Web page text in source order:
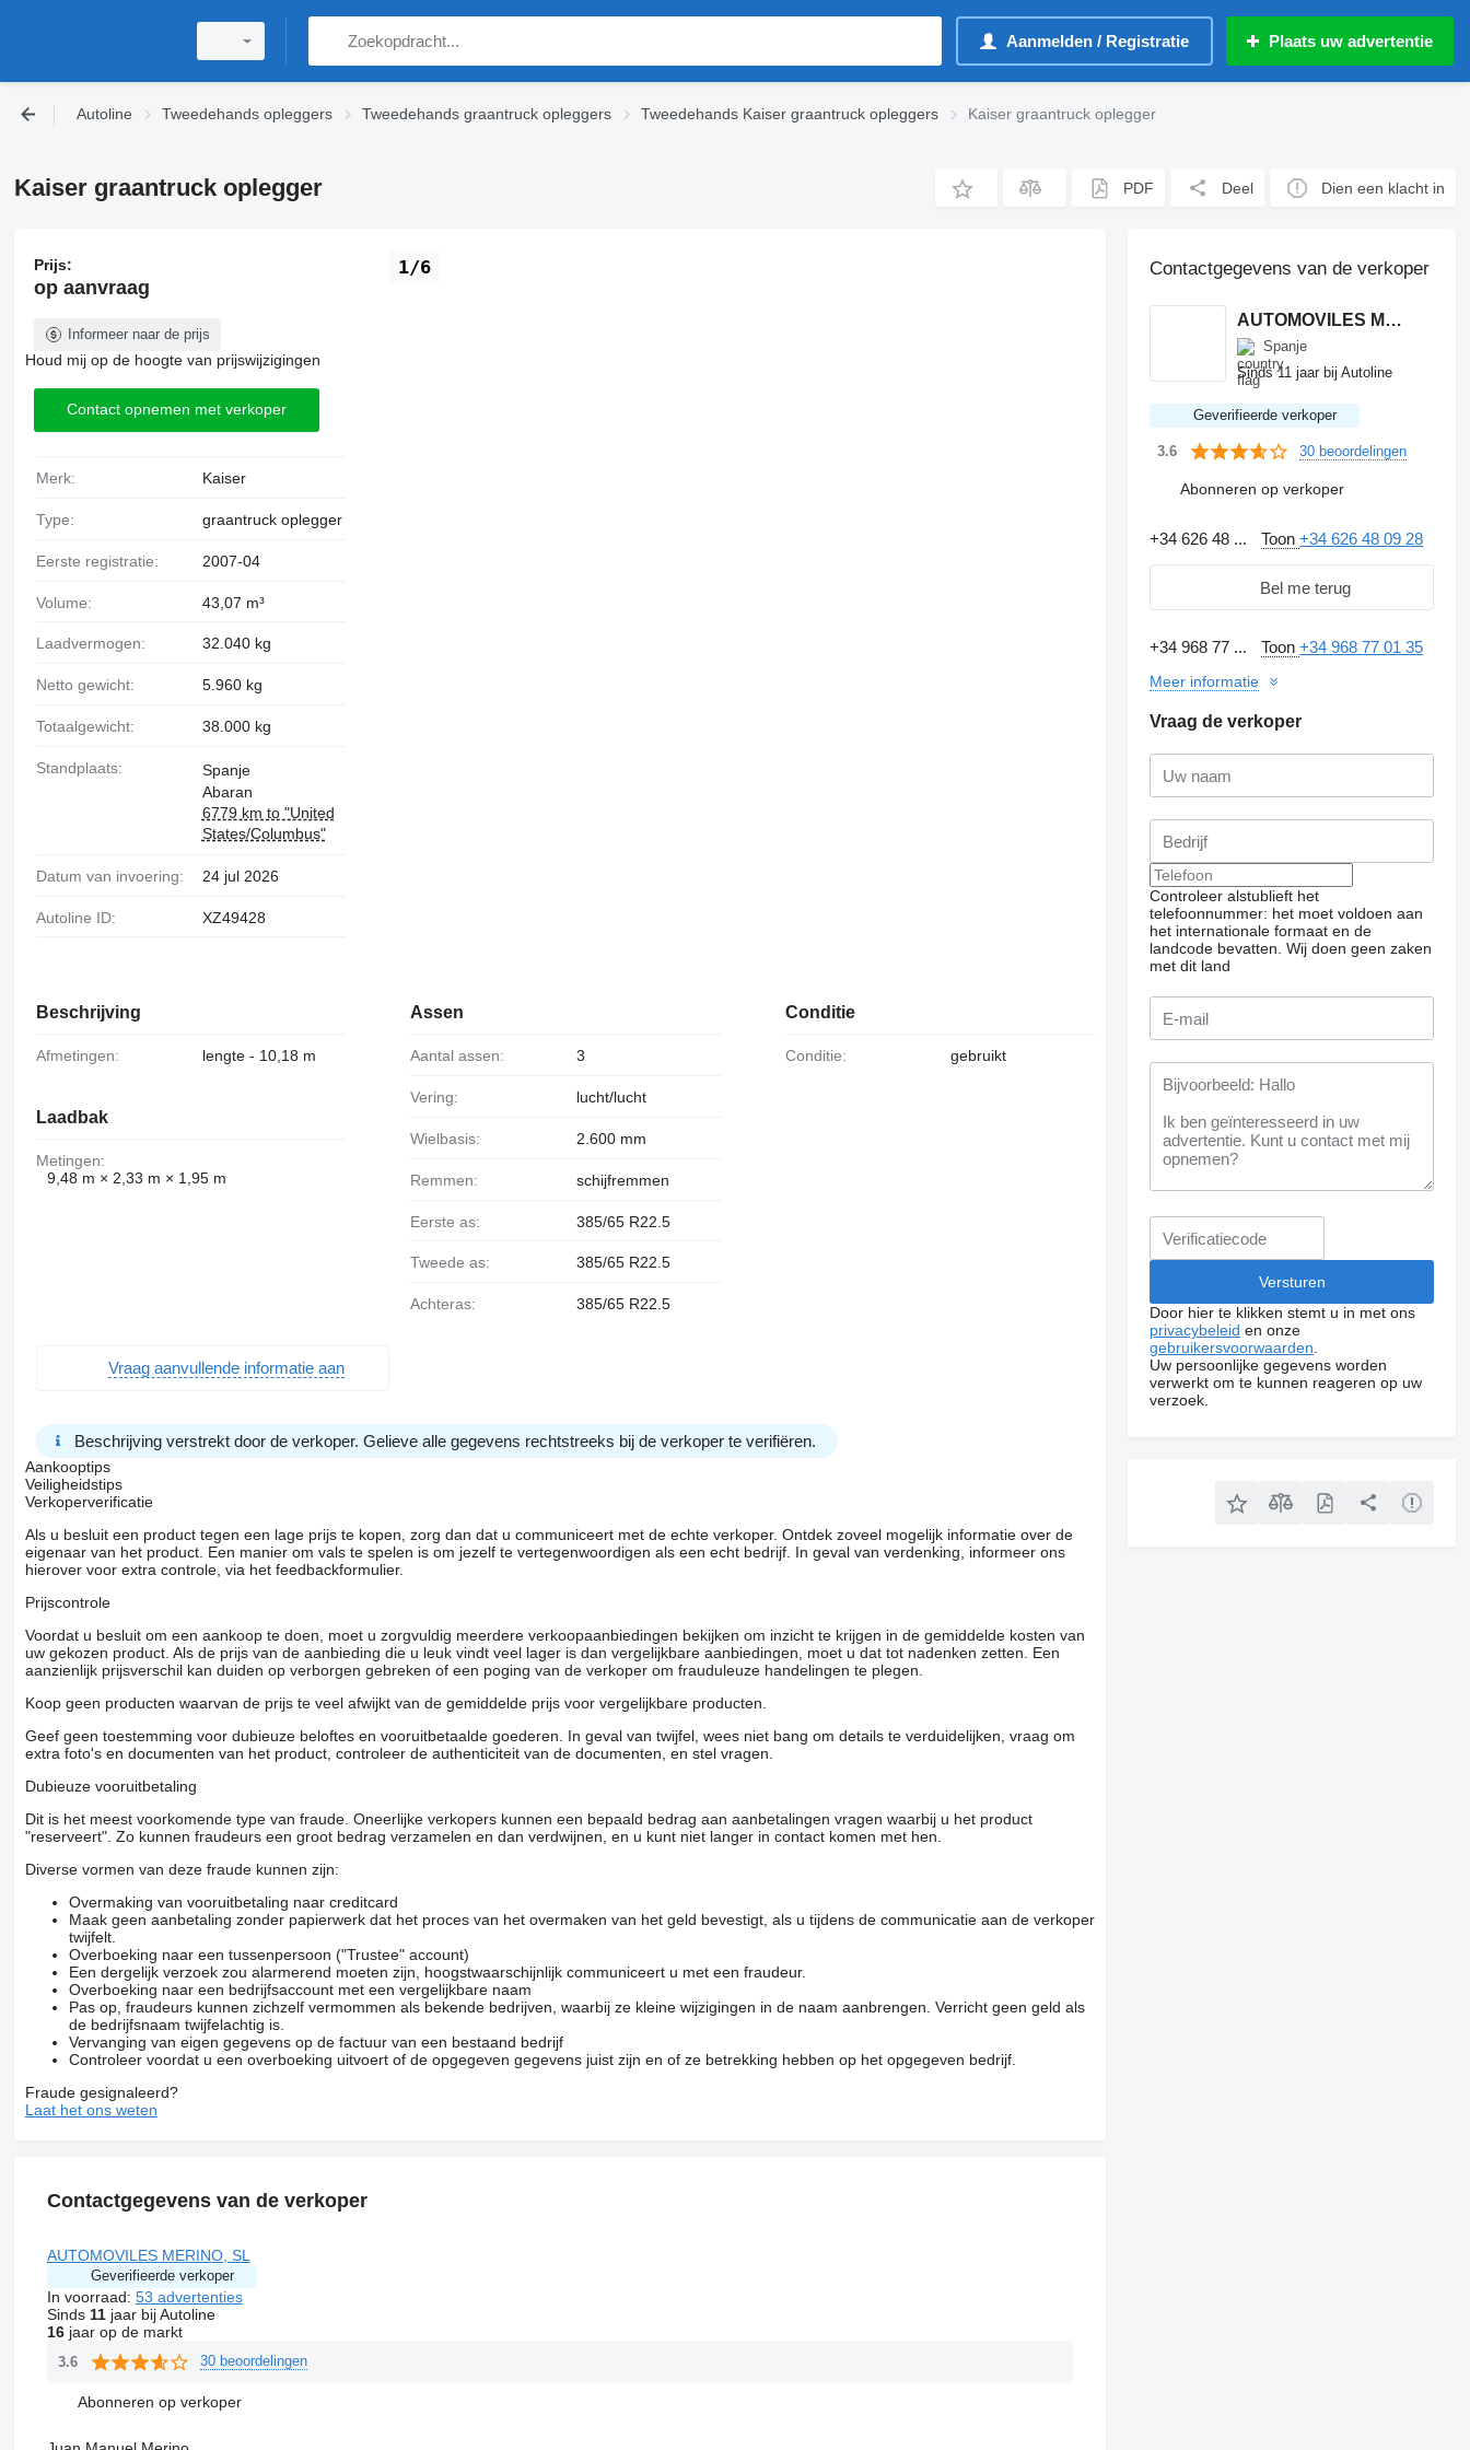
Aanmelden / Registratie Plaats uw advertentie
Autoline Tweedehands opleggers Tweedehands graantruck opleggers Tweedehands Kaiser graantruck opleggers Kaiser graantruck oplegger
Kaiser graantruck oplegger PDF Deel Dien een klacht in
1/6
Prijs:
op aanvraag
Informeer naar de prijs
Houd mij op de hoogte van prijswijzigingen
Contact opnemen met verkoper
Merk: Kaiser
Type: graantruck oplegger
Eerste registratie: 2007-04
Volume: 43,07 m³
Laadvermogen: 32.040 kg
Netto gewicht: 5.960 kg
Totaalgewicht: 38.000 kg
Standplaats:
Spanje
Abaran
6779 km to "United
States/Columbus"
Datum van invoering: 24 jul 2026
Autoline ID: XZ49428
Beschrijving
Afmetingen: lengte - 10,18 m
Laadbak
Metingen:
9,48 m × 2,33 m × 1,95 m
Assen
Aantal assen: 3
Vering: lucht/lucht
Wielbasis: 2.600 mm
Remmen: schijfremmen
Eerste as: 385/65 R22.5
Tweede as: 385/65 R22.5
Achteras: 385/65 R22.5
Conditie
Conditie: gebruikt
Vraag aanvullende informatie aan
Beschrijving verstrekt door de verkoper. Gelieve alle gegevens rechtstreeks bij de verkoper te verifiëren.
Aankooptips
Veiligheidstips
Verkoperverificatie
Als u besluit een product tegen een lage prijs te kopen, zorg dan dat u communiceert met de echte verkoper. Ontdek zoveel mogelijk informatie over de
eigenaar van het product. Een manier om vals te spelen is om jezelf te vertegenwoordigen als een echt bedrijf. In geval van verdenking, informeer ons
hierover voor extra controle, via het feedbackformulier.
Prijscontrole
Voordat u besluit om een ​​aankoop te doen, moet u zorgvuldig meerdere verkoopaanbiedingen bekijken om inzicht te krijgen in de gemiddelde kosten van
uw gekozen product. Als de prijs van de aanbieding die u leuk vindt veel lager is dan vergelijkbare aanbiedingen, moet u dat tot nadenken zetten. Een
aanzienlijk prijsverschil kan duiden op verborgen gebreken of een poging van de verkoper om frauduleuze handelingen te plegen.
Koop geen producten waarvan de prijs te veel afwijkt van de gemiddelde prijs voor vergelijkbare producten.
Geef geen toestemming voor dubieuze beloftes en vooruitbetaalde goederen. In geval van twijfel, wees niet bang om details te verduidelijken, vraag om
extra foto's en documenten van het product, controleer de authenticiteit van de documenten, en stel vragen.
Dubieuze vooruitbetaling
Dit is het meest voorkomende type van fraude. Oneerlijke verkopers kunnen een bepaald bedrag aan aanbetalingen vragen waarbij u het product
"reserveert". Zo kunnen fraudeurs een groot bedrag verzamelen en dan verdwijnen, en u kunt niet langer in contact komen met hen.
Diverse vormen van deze fraude kunnen zijn:
Overmaking van vooruitbetaling naar creditcard
Maak geen aanbetaling zonder papierwerk dat het proces van het overmaken van het geld bevestigt, als u tijdens de communicatie aan de verkoper
twijfelt.
Overboeking naar een tussenpersoon ("Trustee" account)
Een dergelijk verzoek zou alarmerend moeten zijn, hoogstwaarschijnlijk communiceert u met een fraudeur.
Overboeking naar een bedrijfsaccount met een vergelijkbare naam
Pas op, fraudeurs kunnen zichzelf vermommen als bekende bedrijven, waarbij ze kleine wijzigingen in de naam aanbrengen. Verricht geen geld als
de bedrijfsnaam twijfelachtig is.
Vervanging van eigen gegevens op de factuur van een bestaand bedrijf
Controleer voordat u een overboeking uitvoert of de opgegeven gegevens juist zijn en of ze betrekking hebben op het opgegeven bedrijf.
Fraude gesignaleerd?
Laat het ons weten
Contactgegevens van de verkoper
AUTOMOVILES MERINO, SL
Geverifieerde verkoper
In voorraad: 53 advertenties
Sinds 11jaar bij Autoline
16jaar op de markt
3.6 30 beoordelingen
Abonneren op verkoper
Contactgegevens van de verkoper
AUTOMOVILES MERINO, SL
Spanje
Sinds 11 jaar bij Autoline
Geverifieerde verkoper
3.6 30 beoordelingen
Abonneren op verkoper
+34 626 48 ... Toon+34 626 48 09 28
Bel me terug
+34 968 77 ... Toon+34 968 77 01 35
Meer informatie
Vraag de verkoper
Controleer alstublieft het
telefoonnummer: het moet voldoen aan
het internationale formaat en de
landcode bevatten. Wij doen geen zaken
met dit land
Door hier te klikken stemt u in met ons
privacybeleid en onze
gebruikersvoorwaarden
Uw persoonlijke gegevens worden
verwerkt om te kunnen reageren op uw
verzoek.